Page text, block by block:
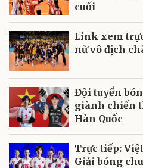
cuối
Link xem
nữ vô địch
Đội tuyển
giành chiến
Hàn Quốc
Trực tiếp:
Giải bóng